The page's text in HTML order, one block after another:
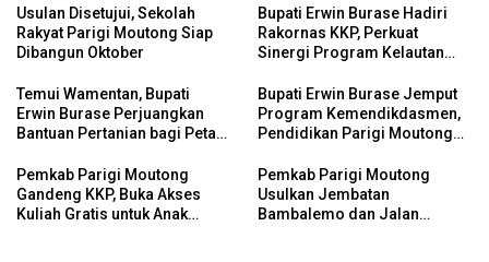
Usulan Disetujui, Sekolah
Rakyat Parigi Moutong Siap
Dibangun Oktober
Bupati Erwin Burase Hadiri
Rakornas KKP, Perkuat
Sinergi Program Kelautan
Temui Wamentan, Bupati
Erwin Burase Perjuangkan
Bantuan Pertanian bagi Petani
Bupati Erwin Burase Jemput
Program Kemendikdasmen,
Pendidikan Parigi Moutong
Pemkab Parigi Moutong
Gandeng KKP, Buka Akses
Kuliah Gratis untuk Anak
Pemkab Parigi Moutong
Usulkan Jembatan
Bambalemo dan Jalan